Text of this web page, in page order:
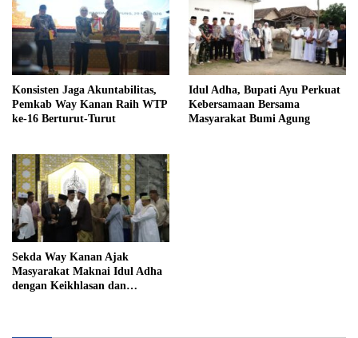
Konsisten Jaga Akuntabilitas,
Pemkab Way Kanan Raih WTP
ke-16 Berturut-Turut
Idul Adha, Bupati Ayu Perkuat
Kebersamaan Bersama
Masyarakat Bumi Agung
Sekda Way Kanan Ajak
Masyarakat Maknai Idul Adha
dengan Keikhlasan dan